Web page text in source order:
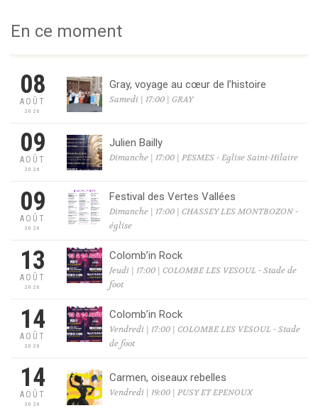
En ce moment
08
AOÛT
2026
Gray, voyage au cœur de l’histoire
Samedi | 17:00 | GRAY
09
AOÛT
2026
Julien Bailly
Dimanche | 17:00 | PESMES - Eglise Saint-Hilaire
09
AOÛT
2026
Festival des Vertes Vallées
Dimanche | 17:00 | CHASSEY LES MONTBOZON -
église
13
AOÛT
2026
Colomb’in Rock
Jeudi | 17:00 | COLOMBE LES VESOUL - Stade de
foot
14
AOÛT
2026
Colomb’in Rock
Vendredi | 17:00 | COLOMBE LES VESOUL - Stade
de foot
14
AOÛT
2026
Carmen, oiseaux rebelles
Vendredi | 19:00 | PUSY ET EPENOUX